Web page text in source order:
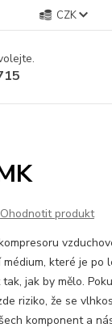
CZK
Ohodnotit produkt
médium, které je po
jak by mělo.
riziko, že se
komponent a